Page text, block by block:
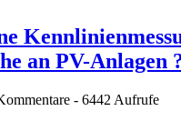
an PV-Anlagen
- 6442 Aufrufe